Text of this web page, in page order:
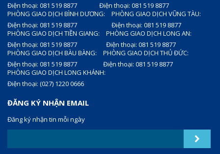
Điện thoại: 081 519 8877
Điện thoại: 081 519 8877
PHÒNG GIAO DỊCH BÌNH DƯƠNG:
Điện thoại: 081 519 8877
PHÒNG GIAO DỊCH VŨNG TÀU:
Điện thoại: 081 519 8877
PHÒNG GIAO DỊCH TIỀN GIANG:
Điện thoại: 081 519 8877
PHÒNG GIAO DỊCH LONG AN:
Điện thoại: 081 519 8877
PHÒNG GIAO DỊCH BÀU BÀNG:
Điện thoại: 081 519 8877
PHÒNG GIAO DỊCH THỦ ĐỨC:
Điện thoại: 081 519 8877
PHÒNG GIAO DỊCH LONG KHÁNH:
Điện thoại: (027) 1220 0666
ĐĂNG KÝ NHẬN EMAIL
Đăng ký nhận tin mỗi ngày